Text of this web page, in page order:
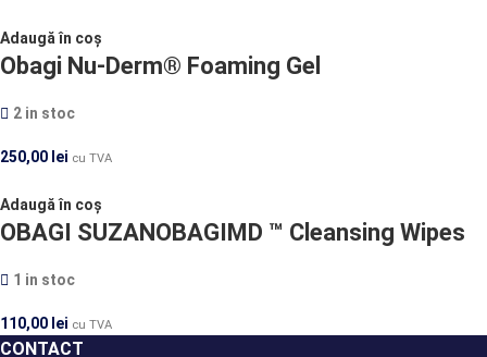
Adaugă în coș
Obagi Nu-Derm® Foaming Gel
2 in stoc
250,00 lei cu TVA
Adaugă în coș
OBAGI SUZANOBAGIMD ™ Cleansing Wipes
1 in stoc
110,00 lei cu TVA
CONTACT